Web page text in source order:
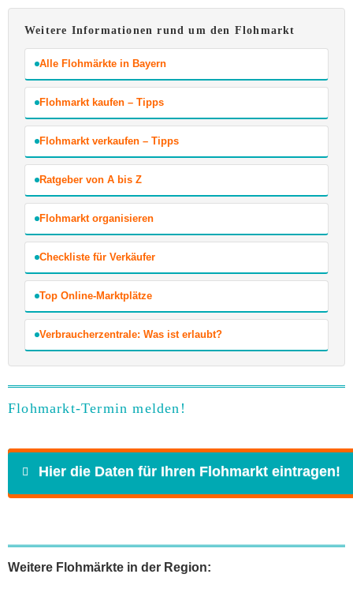
Weitere Informationen rund um den Flohmarkt
Alle Flohmärkte in Bayern
Flohmarkt kaufen – Tipps
Flohmarkt verkaufen – Tipps
Ratgeber von A bis Z
Flohmarkt organisieren
Checkliste für Verkäufer
Top Online-Marktplätze
Verbraucherzentrale: Was ist erlaubt?
Flohmarkt-Termin melden!
Hier die Daten für Ihren Flohmarkt eintragen!
Weitere Flohmärkte in der Region: